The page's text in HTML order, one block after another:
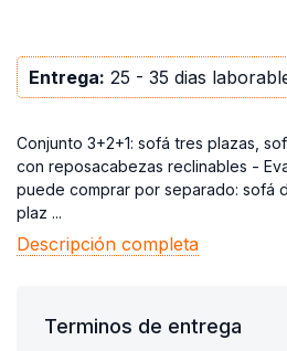
Entrega: 25 - 35 dias
Conjunto 3+2+1: sofá tres plazas,
con reposacabezas reclinables -
puede comprar por separado: sofá
plaz ...
Descripción completa
Terminos de entrega